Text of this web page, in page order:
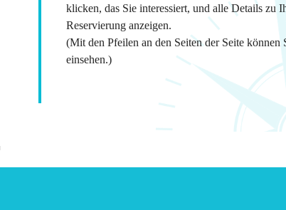
klicken, das Sie interessiert, und alle Details zu
Reservierung anzeigen.
(Mit den Pfeilen an den Seiten der Seite
einsehen.)